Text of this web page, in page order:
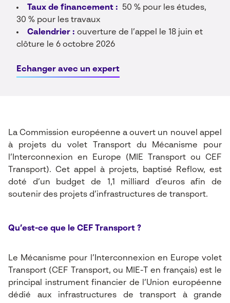
Taux de financement :
50 % pour les études,
30 % pour les travaux
Calendrier : ouverture de l’appel le 18 juin et
clôture le 6 octobre 2026
Echanger avec un expert
La Commission européenne a ouvert un nouvel appel
à projets
du volet Transport du Mécanisme pour
l’Interconnexion en Europe (MIE Transport ou CEF
Transport). Cet appel à projets, baptisé Reflow, est
doté d’un budget de 1,1 milliard d’euros afin de
soutenir des projets d’infrastructures de transport.
Qu’est-ce que le CEF Transport ?
Le Mécanisme pour l’Interconnexion en Europe volet
Transport (CEF Transport, ou MIE-T en français) est le
principal instrument financier de l’Union européenne
dédié aux infrastructures de transport à grande